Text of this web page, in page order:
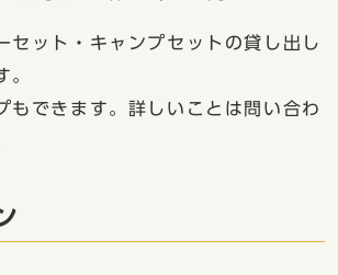
セット・キャンプセットの貸し出し
。
もできます。詳しいことは問い合わ